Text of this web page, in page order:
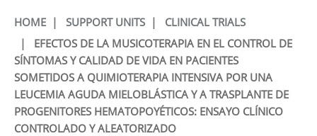
HOME| SUPPORT UNITS| CLINICAL TRIALS
| EFECTOS DE LA MUSICOTERAPIA EN EL CONTROL DE
SÍNTOMAS Y CALIDAD DE VIDA EN PACIENTES
SOMETIDOS A QUIMIOTERAPIA INTENSIVA POR UNA
LEUCEMIA AGUDA MIELOBLÁSTICA Y A TRASPLANTE DE
PROGENITORES HEMATOPOYÉTICOS: ENSAYO CLÍNICO
CONTROLADO Y ALEATORIZADO